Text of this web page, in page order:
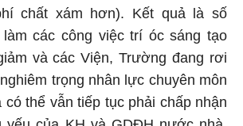
chất xám hơn). Kết quả là số
các công việc trí óc sáng tạo
và các Viện, Trường đang rơi
trọng nhân lực chuyên môn
có thể vẫn tiếp tục phải chấp nhận